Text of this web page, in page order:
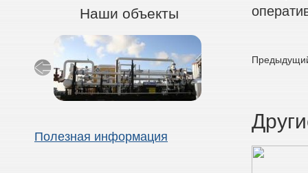
Наши объекты
Полезная информация